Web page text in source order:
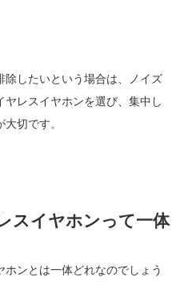
除したいという場合は、ノイズ
レスイヤホンを選び、集中し
切です。
スイヤホンって一体
ンとは一体どれなのでしょう